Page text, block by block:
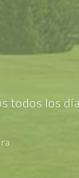
todos los